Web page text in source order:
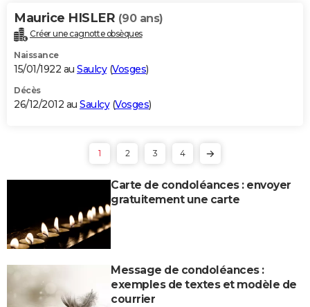
Maurice HISLER (90 ans)
Créer une cagnotte obsèques
Naissance
15/01/1922 au Saulcy(Vosges)
Décès
26/12/2012 au Saulcy(Vosges)
1 2 3 4
Carte de condoléances : envoyer
gratuitement une carte
Message de condoléances :
exemples de textes et modèle de
courrier